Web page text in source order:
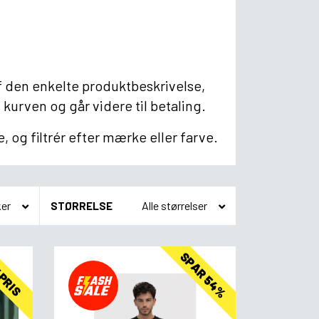
enkelte produktbeskrivelse,
og går videre til betaling.
og filtrér efter mærke eller farve.
STØRRELSE
SPAR 54%